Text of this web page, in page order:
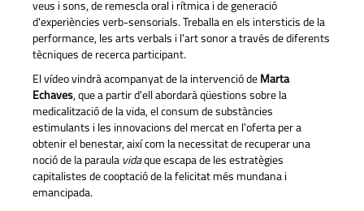
veus i sons, de remescla oral i rítmica i de generació
d'experiències verb-sensorials. Treballa en els intersticis de la
performance, les arts verbals i l'art sonor a través de diferents
tècniques de recerca participant.
El vídeo vindrà acompanyat de la intervenció de Marta
Echaves, que a partir d'ell abordarà qüestions sobre la
medicalització de la vida, el consum de substàncies
estimulants i les innovacions del mercat en l'oferta per a
obtenir el benestar, així com la necessitat de recuperar una
noció de la paraula vidaque escapa de les estratègies
capitalistes de cooptació de la felicitat més mundana i
emancipada.